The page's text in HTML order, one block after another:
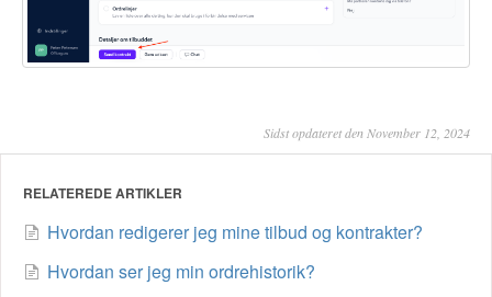
Sidst opdateret den November 12, 2024
RELATEREDE ARTIKLER
Hvordan redigerer jeg mine tilbud og kontrakter?
Hvordan ser jeg min ordrehistorik?